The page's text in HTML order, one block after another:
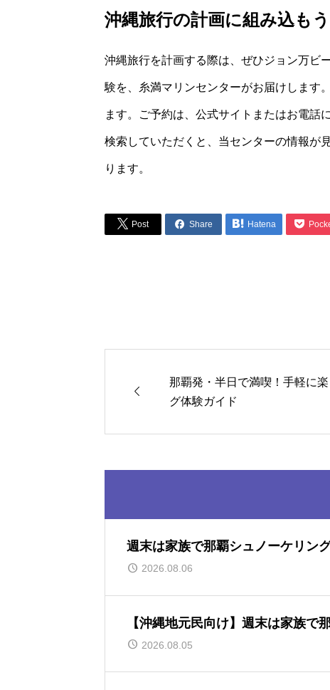
沖縄旅行の計画に組み込も
沖縄旅行を計画する際は、ぜひジョン万ビ
験を、糸満マリンセンターがお届けします
ます。ご予約は、公式サイトまたはお電話
検索していただくと、当センターの情報が
ります。
 Post  Share  Hatena 

那覇発・半日で満喫！手軽に
グ体験ガイド
週末は家族で那覇シュノーケリン
2026.08.06
【沖縄地元民向け】週末は家族で
2026.08.05